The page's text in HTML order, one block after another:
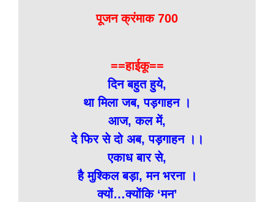
पूजन क्रंमाक 700
==हाईकू==
दिन बहुत हुये,
था मिला जब, पड़गाहन ।
आज, कल में,
दे फिर से दो अब, पड़गाहन ।।
एकाध बार से,
है मुश्किल बड़ा, मन भरना ।
क्यों…क्योंकि ‘मन’